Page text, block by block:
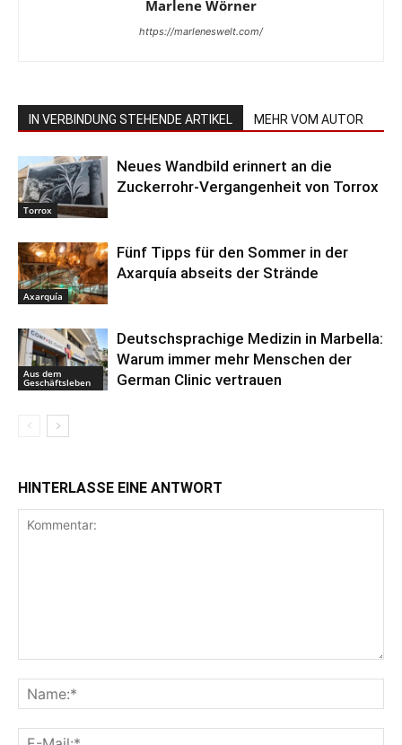
Marlene Wörner
https://marleneswelt.com/
IN VERBINDUNG STEHENDE ARTIKEL MEHR VOM AUTOR
Torrox
Neues Wandbild erinnert an die
Zuckerrohr-Vergangenheit von Torrox
Axarquía
Fünf Tipps für den Sommer in der
Axarquía abseits der Strände
Aus dem
Geschäftsleben
Deutschsprachige Medizin in Marbella:
Warum immer mehr Menschen der
German Clinic vertrauen
HINTERLASSE EINE ANTWORT